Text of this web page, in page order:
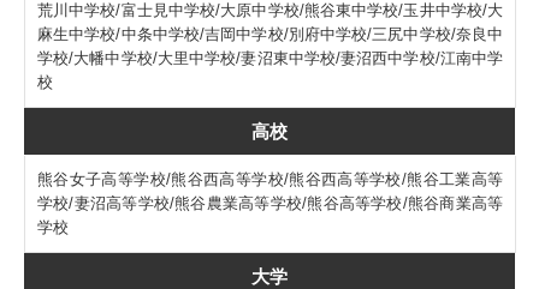
荒川中学校/富士見中学校/大原中学校/熊谷東中学校/玉井中学校/大
麻生中学校/中条中学校/吉岡中学校/別府中学校/三尻中学校/奈良中
学校/大幡中学校/大里中学校/妻沼東中学校/妻沼西中学校/江南中学
校
高校
熊谷女子高等学校/熊谷西高等学校/熊谷西高等学校/熊谷工業高等
学校/妻沼高等学校/熊谷農業高等学校/熊谷高等学校/熊谷商業高等
学校
大学